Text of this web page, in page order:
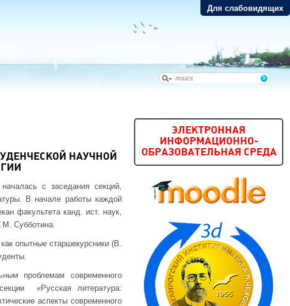
Для слабовидящих
НАУЧНОЙ
с заседания секций,
В начале работы каждой
факультета канд. ист. наук,
Субботина.
опытные старшекурсники (В.
проблемам современного
«Русская литература:
аспекты современного
ЭЛЕКТРОННАЯ
ИНФОРМАЦИОННО-
ОБРАЗОВАТЕЛЬНАЯ СРЕДА